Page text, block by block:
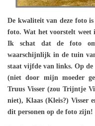
De kwaliteit van deze foto
foto. Wat het voorstelt weet
Ik schat dat de foto
waarschijnlijk in de tuin
staat vijfde van links. Op
(niet door mijn moeder
Truus Visser (zou Trijntje
niet), Klaas (Kleis?) Visser
dit personen op de foto zijn!